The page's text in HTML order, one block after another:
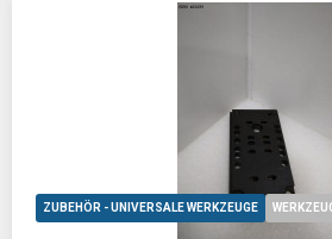
ZUBEHÖR - UNIVERSALE WERKZEUGE